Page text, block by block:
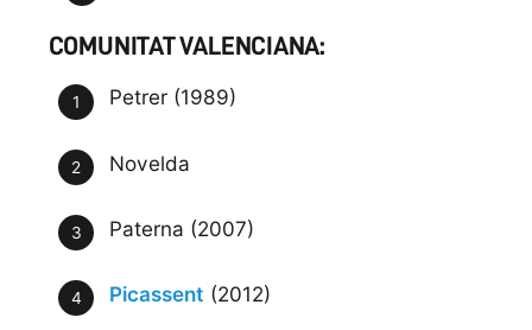
COMUNITAT VALENCIANA:
Petrer (1989)
Novelda
Paterna (2007)
Picassent (2012)